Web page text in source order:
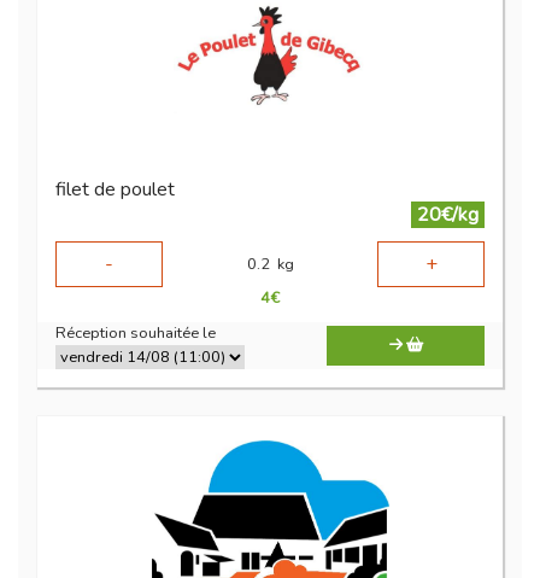
filet de poulet
20€/kg
-
0.2 kg +
4€
Réception souhaitée le